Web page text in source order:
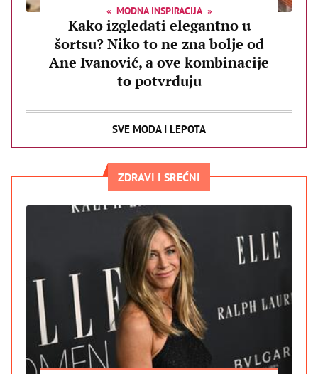
MODNA INSPIRACIJA
Kako izgledati elegantno u
šortsu? Niko to ne zna bolje od
Ane Ivanović, a ove kombinacije
to potvrđuju
SVE MODA I LEPOTA
ZDRAVI I SREĆNI